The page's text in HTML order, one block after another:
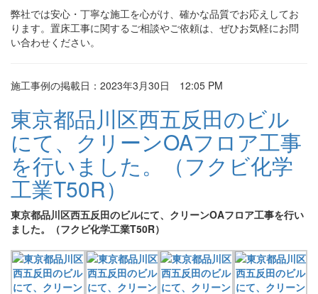
弊社では安心・丁寧な施工を心がけ、確かな品質でお応えしてお
ります。置床工事に関するご相談やご依頼は、ぜひお気軽にお問
い合わせください。
施工事例の掲載日：2023年3月30日 12:05 PM
東京都品川区西五反田のビル
にて、クリーンOAフロア工事
を行いました。（フクビ化学
工業T50R）
東京都品川区西五反田のビルにて、クリーンOAフロア工事を行い
ました。（フクビ化学工業T50R）